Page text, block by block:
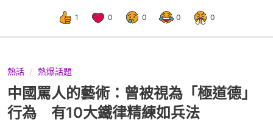
1 0 0 0 0
熱話 熱爆話題
中國罵人的藝術：曾被視為「極道德」
行為 有10大鐵律精練如兵法